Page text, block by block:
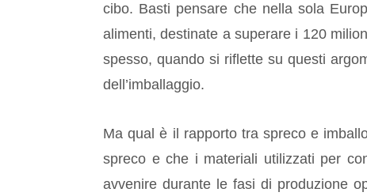
cibo. Basti pensare che nella sola
alimenti, destinate a superare i 120
spesso, quando si riflette su questi
dell’imballaggio.
Ma qual è il rapporto tra spreco e
spreco e che i materiali utilizzati per
avvenire durante le fasi di produzione